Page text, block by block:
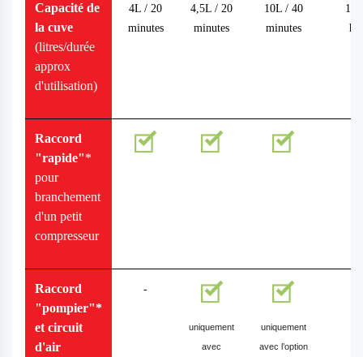
Capacité de
la cuve
(litres/durée
approx
d'utilisation)
4L / 20
minutes
4,5L / 20
minutes
10L / 40
minutes
Raccord
"rapide"*
pour
branchement
d'un petit
compresseur
Raccord
"pompier"*
et circuit
d'air
-
uniquement
avec
uniquement
avec l’option